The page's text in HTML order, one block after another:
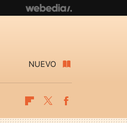
NUEVO
Flipboard
Twitter